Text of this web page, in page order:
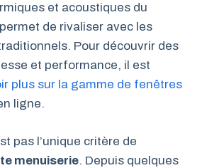
et acoustiques du
de rivaliser avec les
Pour découvrir des
et performance, il est
plus sur la gamme de fenêtres
ligne.
pas l’unique critère de
menuiserie. Depuis quelques